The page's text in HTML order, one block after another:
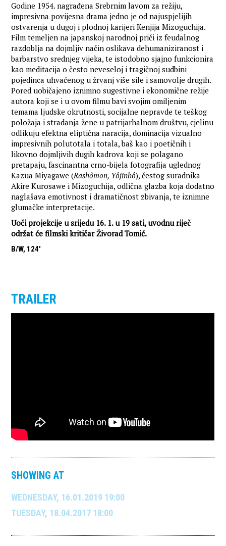
Godine 1954. nagrađena Srebrnim lavom za režiju,
impresivna povijesna drama jedno je od najuspjelijih
ostvarenja u dugoj i plodnoj karijeri Kenjija Mizoguchija.
Film temeljen na japanskoj narodnoj priči iz feudalnog
razdoblja na dojmljiv način oslikava dehumaniziranost i
barbarstvo srednjeg vijeka, te istodobno sjajno funkcionira
kao meditacija o često neveseloj i tragičnoj sudbini
pojedinca uhvaćenog u žrvanj više sile i samovolje drugih.
Pored uobičajeno iznimno sugestivne i ekonomične režije
autora koji se i u ovom filmu bavi svojim omiljenim
temama ljudske okrutnosti, socijalne nepravde te teškog
položaja i stradanja žene u patrijarhalnom društvu, cjelinu
odlikuju efektna eliptična naracija, dominacija vizualno
impresivnih polutotala i totala, baš kao i poetičnih i
likovno dojmljivih dugih kadrova koji se polagano
pretapaju, fascinantna crno-bijela fotografija uglednog
Kazua Miyagawe (Rashômon, Yôjinbô), čestog suradnika
Akire Kurosawe i Mizoguchija, odlična glazba koja dodatno
naglašava emotivnost i dramatičnost zbivanja, te iznimne
glumačke interpretacije.
Uoči projekcije u srijedu 16. 1. u 19 sati, uvodnu riječ
održat će filmski kritičar Živorad Tomić.
B/W, 124'
TRAILER
SHOWING AT
WEDNESDAY, 16.01.2019 19:00
TUESDAY, 18.04.2017 18:00